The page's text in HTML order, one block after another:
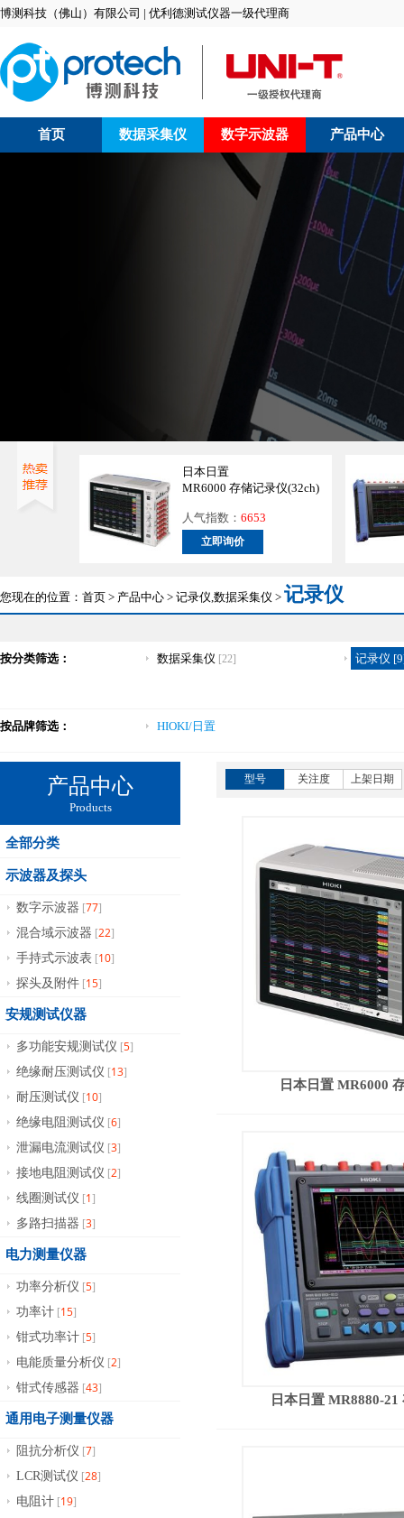
博测科技（佛山）有限公司 | 优利德测试仪器一级代理商
首页 数据采集仪 数字示波器 产品中心
日本日置
MR6000 存储记录仪(32ch)
人气指数： 6653
立即询价
您现在的位置： 首页 > 产品中心 > 记录仪,数据采集仪 > 记录仪
按分类筛选： 数据采集仪 [22] 记录仪
按品牌筛选： HIOKI/日置
产品中心
Products
全部分类
示波器及探头
数字示波器 [77]
混合域示波器 [22]
手持式示波表 [10]
探头及附件 [15]
安规测试仪器
多功能安规测试仪 [5]
绝缘耐压测试仪 [13]
耐压测试仪 [10]
绝缘电阻测试仪 [6]
泄漏电流测试仪 [3]
接地电阻测试仪 [2]
线圈测试仪 [1]
多路扫描器 [3]
电力测量仪器
功率分析仪 [5]
功率计 [15]
钳式功率计 [5]
电能质量分析仪 [2]
钳式传感器 [43]
通用电子测量仪器
阻抗分析仪 [7]
LCR测试仪 [28]
电阻计 [19]
型号 关注度 上架日期
日本日置 MR6000
日本日置 MR8880-21